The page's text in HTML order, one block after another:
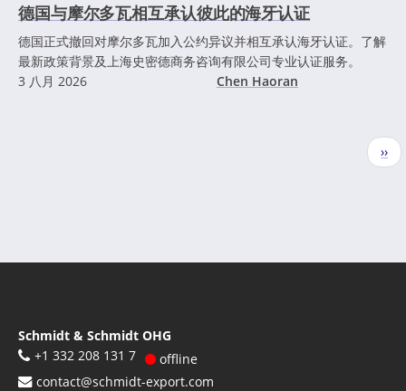
德国与摩尔多瓦相互承认彼此的海牙认证
德国正式撤回对摩尔多瓦加入公约异议并相互承认海牙认证。了解
最新政策背景及上海史密德商务咨询有限公司专业认证服务。
3 八月 2026
Chen Haoran
下
一
››
Schmidt & Schmidt OHG
+1 332 208 131 7
offline
contact@schmidt-export.com